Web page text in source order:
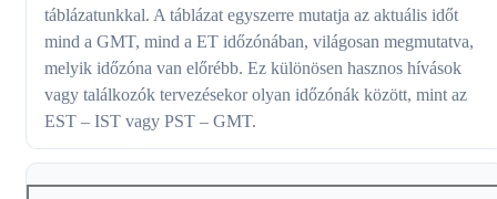
táblázatunkkal. A táblázat egyszerre mutatja az aktuális időt
mind a GMT, mind a ET időzónában, világosan megmutatva,
melyik időzóna van előrébb. Ez különösen hasznos hívások
vagy találkozók tervezésekor olyan időzónák között, mint az
EST – IST vagy PST – GMT.